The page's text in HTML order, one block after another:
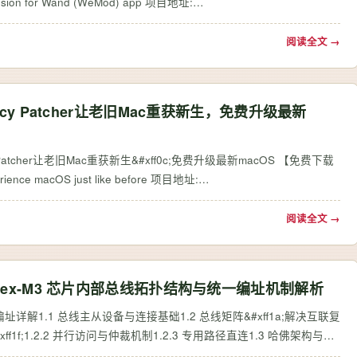
https://gitcode.com/GitHub_Trending/we/Wand-Enhancer 还在为Wand&#xff08;原WeMod…
阅读全文 →
Patcher让老旧Mac重获新生，免费升级最新
让老旧Mac重获新生&#xff0c;免费升级最新macOS 【免费下载
just like before 项目地址:
https://gitcode.com/GitHub_Trending/op/OpenCore-Legacy-Patcher 你是否正在…
阅读全文 →
M3 芯片内部总线拓扑结构与统一编址机制解析
详解1.1 总线主从设备与连接基础1.2 总线矩阵&#xff1a;解决互联复
并行访问与仲裁机制1.2.3 专用路径直连1.3 哈佛架构与冯